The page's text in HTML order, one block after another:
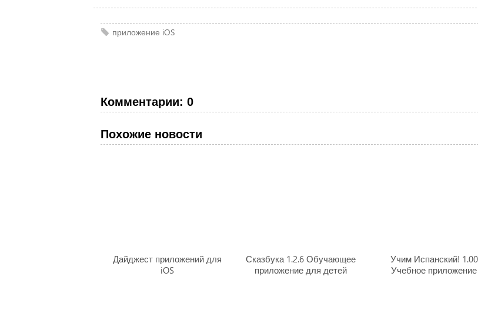
приложение iOS
Комментарии: 0
Похожие новости
Дайджест приложений для
iOS
Сказбука 1.2.6 Обучающее
приложение для детей
Учим Испанский! 1.00
Учебное приложение